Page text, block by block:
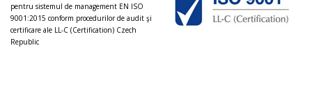
pentru sistemul de management EN ISO
9001:2015 conform procedurilor de audit şi
certificare ale LL-C (Certification) Czech
Republic